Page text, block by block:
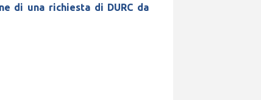
di una richiesta di DURC da